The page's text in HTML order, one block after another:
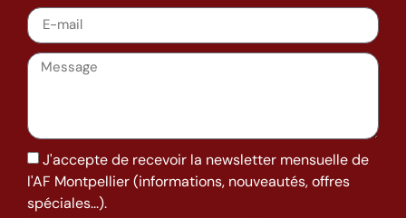
J'accepte de recevoir la newsletter mensuelle de
l'AF Montpellier (informations, nouveautés, offres
spéciales...).